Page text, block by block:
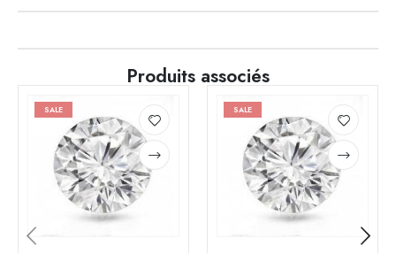
Produits associés
SALE SALE